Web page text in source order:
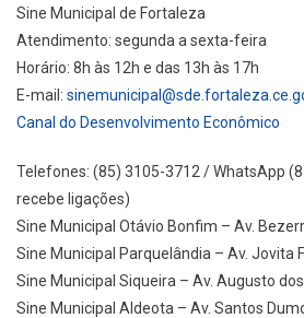
Sine Municipal de Fortaleza
Atendimento: segunda a sexta-feira
Horário: 8h às 12h e das 13h às 17h
E-mail:
Canal do Desenvolvimento Econômico
Telefones: (85) 3105-3712 / WhatsApp
recebe ligações)
Sine Municipal Otávio Bonfim – Av.
Sine Municipal Parquelândia – Av. Jovita
Sine Municipal Siqueira – Av. Augusto
Sine Municipal Aldeota – Av. Santos